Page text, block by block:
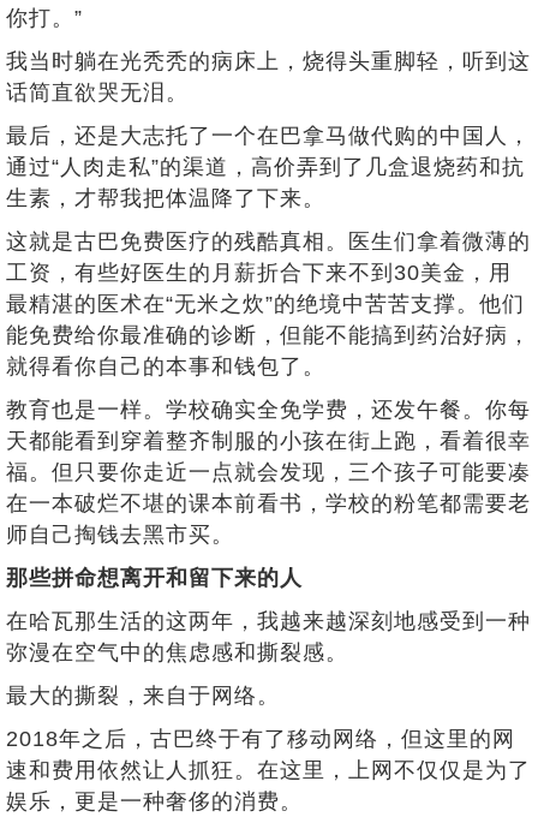
你打。”
我当时躺在光秃秃的病床上，烧得头重脚轻，听到这
话简直欲哭无泪。
最后，还是大志托了一个在巴拿马做代购的中国人，
通过“人肉走私”的渠道，高价弄到了几盒退烧药和抗
生素，才帮我把体温降了下来。
这就是古巴免费医疗的残酷真相。医生们拿着微薄的
工资，有些好医生的月薪折合下来不到30美金，用
最精湛的医术在“无米之炊”的绝境中苦苦支撑。他们
能免费给你最准确的诊断，但能不能搞到药治好病，
就得看你自己的本事和钱包了。
教育也是一样。学校确实全免学费，还发午餐。你每
天都能看到穿着整齐制服的小孩在街上跑，看着很幸
福。但只要你走近一点就会发现，三个孩子可能要凑
在一本破烂不堪的课本前看书，学校的粉笔都需要老
师自己掏钱去黑市买。
那些拼命想离开和留下来的人
在哈瓦那生活的这两年，我越来越深刻地感受到一种
弥漫在空气中的焦虑感和撕裂感。
最大的撕裂，来自于网络。
2018年之后，古巴终于有了移动网络，但这里的网
速和费用依然让人抓狂。在这里，上网不仅仅是为了
娱乐，更是一种奢侈的消费。